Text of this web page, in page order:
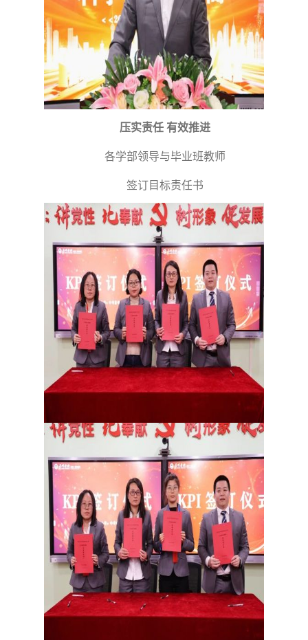
压实责任 有效推进
各学部领导与毕业班教师
签订目标责任书